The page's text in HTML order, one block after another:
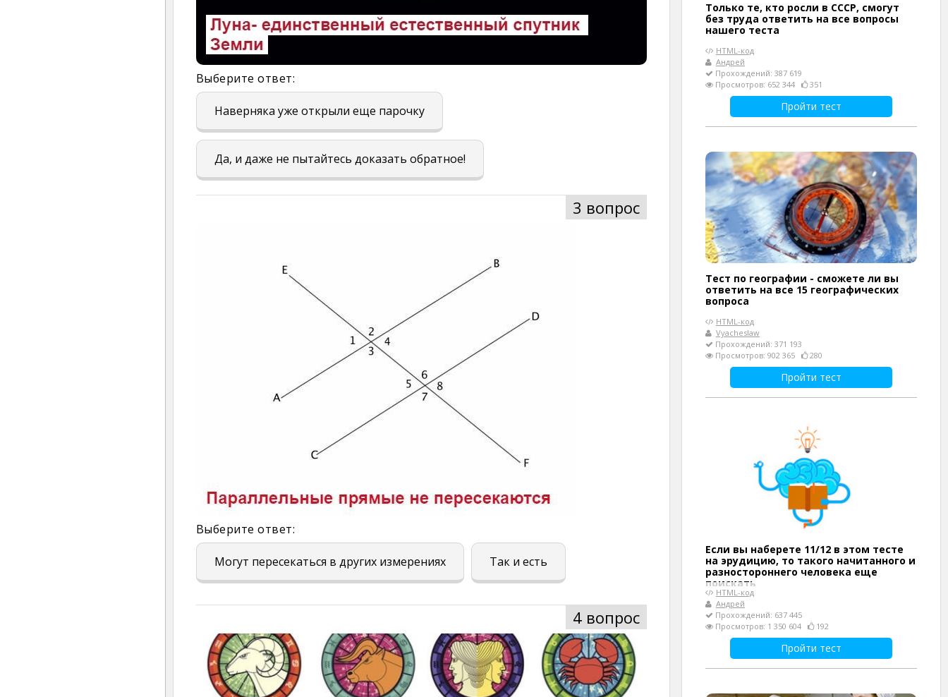
Выберите ответ:
Наверняка уже открыли еще парочку
Да, и даже не пытайтесь доказать обратное!
3 вопрос
Выберите ответ:
Могут пересекаться в других измерениях Так и есть
4 вопрос
Только те, кто росли в СССР, смогут
без труда ответить на все вопросы
нашего теста
HTML-код
Андрей
Прохождений: 387 619
Просмотров: 652 344
351
Пройти тест
Тест по географии - сможете ли вы
ответить на все 15 географических
вопроса
HTML-код
Vyacheslaw
Прохождений: 371 193
Просмотров: 902 365
280
Пройти тест
Если вы наберете 11/12 в этом тесте
на эрудицию, то такого начитанного и
разностороннего человека еще
поискать
HTML-код
Андрей
Прохождений: 637 445
Просмотров: 1 350 604
192
Пройти тест